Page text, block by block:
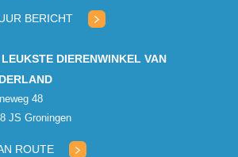
BERICHT
LEUKSTE DIERENWINKEL VAN
48
JS Groningen
ROUTE